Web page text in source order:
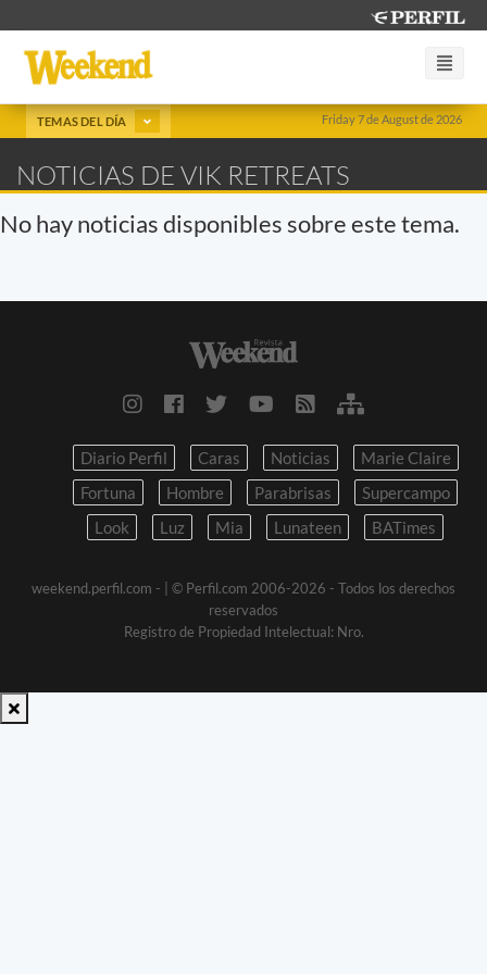
Friday 7 de August de 2026
TEMAS DEL DÍA
NOTICIAS DE VIK RETREATS
No hay noticias disponibles sobre este tema.
Diario Perfil Caras Noticias
Marie Claire
Fortuna
Hombre Parabrisas
Supercampo
Look
Luz Mia Lunateen BATimes
weekend.perfil.com -
| © Perfil.com 2006-2026 - Todos los derechos
reservados
Registro de Propiedad Intelectual: Nro.